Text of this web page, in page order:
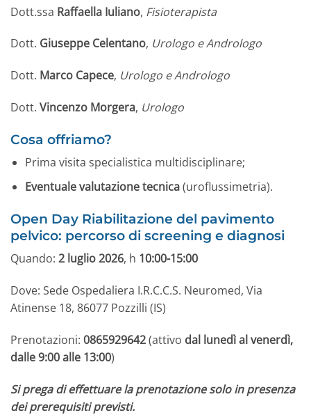
Dott.ssa Raffaella Iuliano, Fisioterapista
Dott. Giuseppe Celentano, Urologo e Andrologo
Dott. Marco Capece, Urologo e Andrologo
Dott. Vincenzo Morgera, Urologo
Cosa offriamo?
Prima visita specialistica multidisciplinare;
Eventuale valutazione tecnica(uroflussimetria).
Open Day Riabilitazione del pavimento
pelvico: percorso di screening e diagnosi
Quando: 2 luglio 2026, h 10:00-15:00
Dove: Sede Ospedaliera I.R.C.C.S. Neuromed, Via
Atinense 18, 86077 Pozzilli (IS)
Prenotazioni: 0865929642(attivo dal lunedì al venerdì,
dalle 9:00 alle 13:00)
Si prega di effettuare la prenotazione solo in presenza
dei prerequisiti previsti.